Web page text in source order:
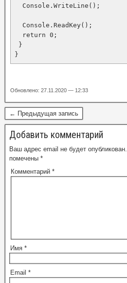
  Console.WriteLine();
  Console.ReadKey();
  return 0;
}
}
Обновлено: 27.11.2020 — 12:33
← Предыдущая запись
Добавить комментарий
Ваш адрес email не будет опубликован.
помечены *
Комментарий *
Имя *
Email *